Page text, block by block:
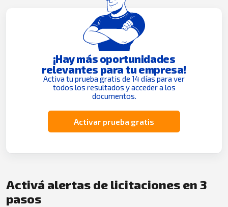
¡Hay más oportunidades
relevantes para tu empresa!
Activa tu prueba gratis de 14 días para ver
todos los resultados y acceder a los
documentos.
Activar prueba gratis
Activá alertas de licitaciones en 3
pasos